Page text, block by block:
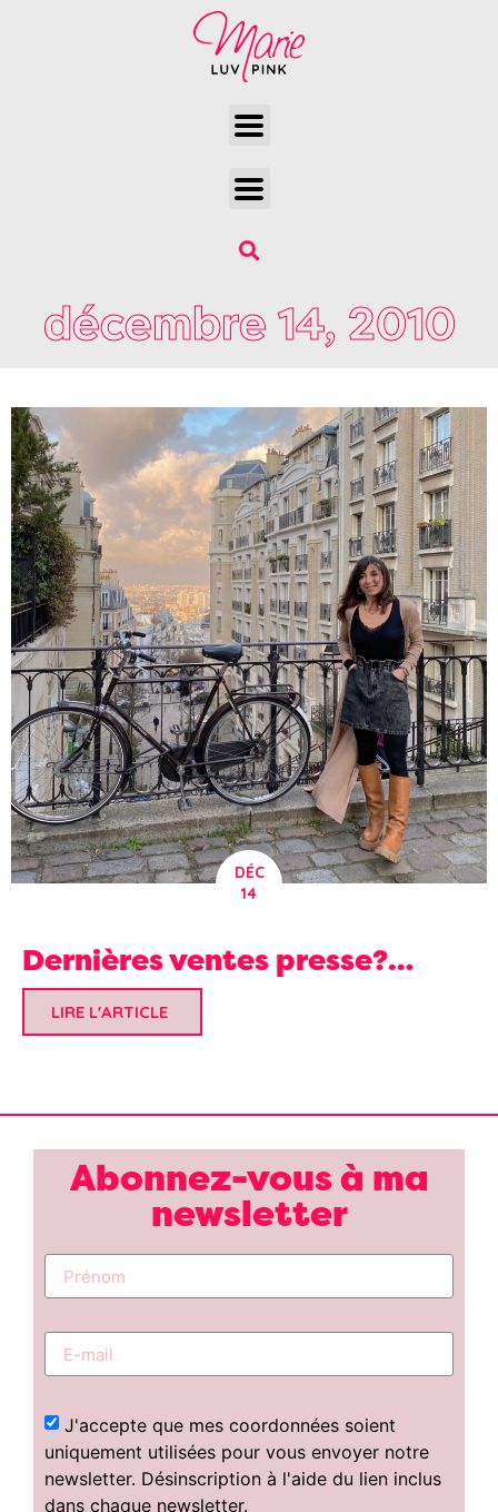
décembre 14, 2010
DÉC
14
Dernières ventes presse?…
LIRE L'ARTICLE
Abonnez-vous à ma
newsletter
J'accepte que mes coordonnées soient
uniquement utilisées pour vous envoyer notre
newsletter. Désinscription à l'aide du lien inclus
dans chaque newsletter.